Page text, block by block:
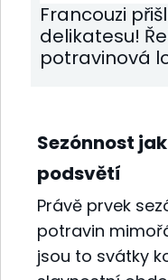
Francouzi
delikatesu!
potravinová
Sezónnost
podsvětí
Právě prvek
potravin
jsou to svátky